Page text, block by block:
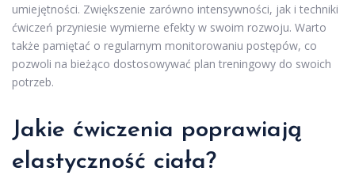
umiejętności. Zwiększenie zarówno intensywności, jak i techniki
ćwiczeń przyniesie wymierne efekty w swoim rozwoju. Warto
także pamiętać o regularnym monitorowaniu postępów, co
pozwoli na bieżąco dostosowywać plan treningowy do swoich
potrzeb.
Jakie ćwiczenia poprawiają
elastyczność ciała?